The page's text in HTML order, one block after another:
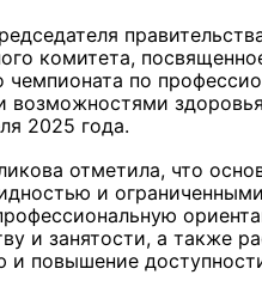
комитета,
чемпионата по
возможностями
2025 года.
отметила, что
и
и занятости, а также
и повышение